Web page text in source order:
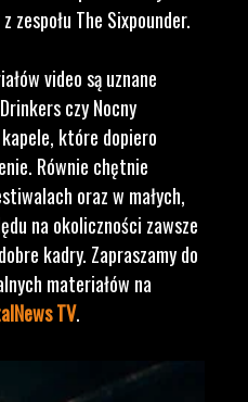
zespołu The Sixpounder.
video są uznane
czy Nocny
które dopiero
Równie chętnie
oraz w małych,
na okoliczności zawsze
kadry. Zapraszamy do
materiałów na
TV.